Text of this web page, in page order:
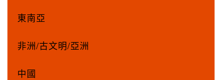
東南亞
非洲/古文明/亞洲
中國